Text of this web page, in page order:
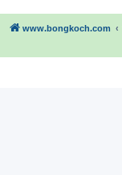
www.bongkoch.com